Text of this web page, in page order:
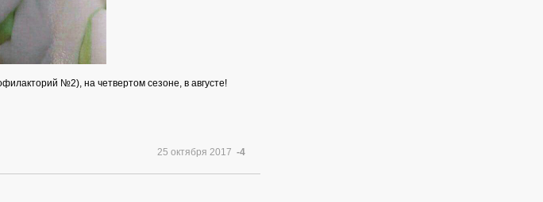
№2), на четвертом сезоне, в августе!
25 октября 2017 -4